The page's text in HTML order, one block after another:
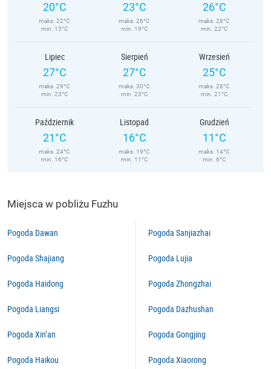
20°C
maks. 22°C
min. 15°C
23°C
maks. 26°C
min. 19°C
26°C
maks. 28°C
min. 22°C
Lipiec
27°C
maks. 29°C
min. 23°C
Sierpień
27°C
maks. 30°C
min. 23°C
Wrzesień
25°C
maks. 28°C
min. 21°C
Październik
21°C
maks. 24°C
min. 16°C
Listopad
16°C
maks. 19°C
min. 11°C
Grudzień
11°C
maks. 14°C
min. 6°C
Miejsca w pobliżu Fuzhu
Pogoda Dawan
Pogoda Shajiang
Pogoda Haidong
Pogoda Liangsi
Pogoda Xin’an
Pogoda Haikou
Pogoda Sanjiazhai
Pogoda Lujia
Pogoda Zhongzhai
Pogoda Dazhushan
Pogoda Gongjing
Pogoda Xiaorong